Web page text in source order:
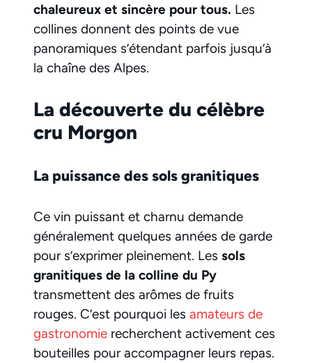
chaleureux et sincère pour tous. Les
collines donnent des points de vue
panoramiques s’étendant parfois jusqu’à
la chaîne des Alpes.
La découverte du célèbre
cru Morgon
La puissance des sols granitiques
Ce vin puissant et charnu demande
généralement quelques années de garde
pour s’exprimer pleinement. Les sols
granitiques de la colline du Py
transmettent des arômes de fruits
rouges. C’est pourquoi les amateurs de
gastronomie recherchent activement ces
bouteilles pour accompagner leurs repas.